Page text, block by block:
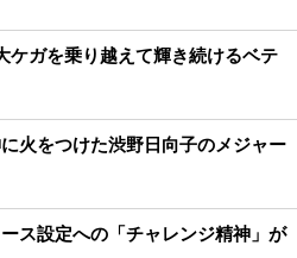
ケガを乗り越えて輝き続けるベテ
火をつけた渋野日向子のメジャー
ス設定への「チャレンジ精神」が